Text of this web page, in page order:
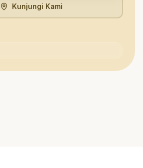
Kunjungi Kami